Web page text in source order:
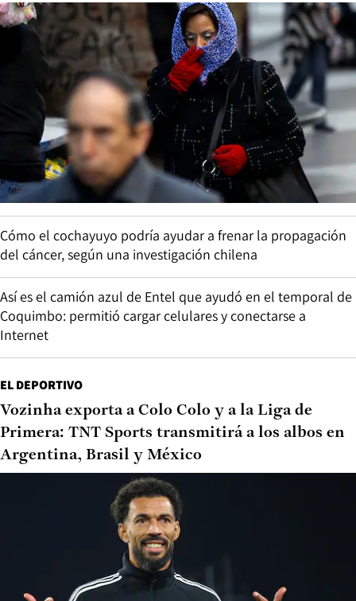
Cómo el cochayuyo podría ayudar a frenar la propagación
del cáncer, según una investigación chilena
Así es el camión azul de Entel que ayudó en el temporal de
Coquimbo: permitió cargar celulares y conectarse a
Internet
EL DEPORTIVO
Vozinha exporta a Colo Colo y a la Liga de
Primera: TNT Sports transmitirá a los albos en
Argentina, Brasil y México